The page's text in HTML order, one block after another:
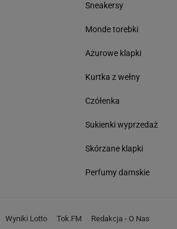
Sneakersy
Monde torebki
Ażurowe klapki
Kurtka z wełny
Czółenka
Sukienki wyprzedaż
Skórzane klapki
Perfumy damskie
Wyniki Lotto Tok.FM Redakcja - O Nas